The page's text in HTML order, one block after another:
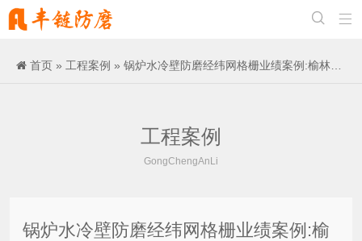


首页 » 工程案例 » 锅炉水冷壁防磨经纬网格栅业绩案例:榆林市神木某发电公司
工程案例
GongChengAnLi
锅炉水冷壁防磨经纬网格栅业绩案例:榆